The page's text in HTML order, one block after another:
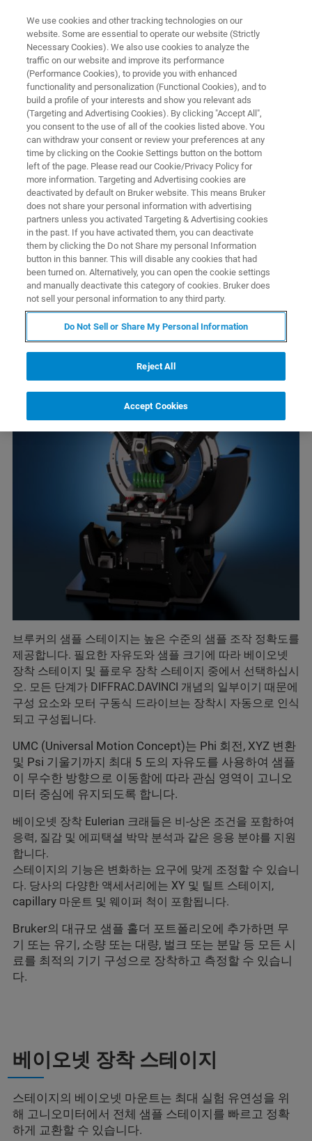
XRD 구성 요소
샘플 스테이지 및 샘플 홀더
X 선 회절 실험에서 중요한 역할을 수행하는 샘
플 스테이지는 시료를 기기 중앙에 배치하고,
회절 공간 탐사의 자유도를 높이고, 새로운 시
료 또는 추가 측정 지점을 빔에 제공합니다.
브루커의 샘플 스테이지는 높은 수준의 샘플 조작 정확도를
제공합니다. 필요한 자유도와 샘플 크기에 따라 베이오넷
장착 스테이지 및 플로우 장착 스테이지 중에서 선택하십시
오. 모든 단계가 DIFFRAC.DAVINCI 개념의 일부이기 때문에
구성 요소와 모터 구동식 드라이브는 장착시 자동으로 인식
되고 구성됩니다.
UMC (Universal Motion Concept)는 Phi 회전, XYZ 변환
및 Psi 기울기까지 최대 5 도의 자유도를 사용하여 샘플
이 무수한 방향으로 이동함에 따라 관심 영역이 고니오
미터 중심에 유지되도록 합니다.
베이오넷 장착 Eulerian 크래들은 비-상온 조건을 포함하여
응력, 질감 및 에피택셜 박막 분석과 같은 응용 분야를 지원
합니다.
스테이지의 기능은 변화하는 요구에 맞게 조정할 수 있습니
다. 당사의 다양한 액세서리에는 XY 및 틸트 스테이지,
capillary 마운트 및 웨이퍼 척이 포함됩니다.
Bruker의 대규모 샘플 홀더 포트폴리오에 추가하면 무
기 또는 유기, 소량 또는 대량, 벌크 또는 분말 등 모든 시
료를 최적의 기기 구성으로 장착하고 측정할 수 있습니
다.
베이오넷 장착 스테이지
스테이지의 베이오넷 마운트는 최대 실험 유연성을 위
해 고니오미터에서 전체 샘플 스테이지를 빠르고 정확
하게 교환할 수 있습니다.
We use cookies and other tracking technologies on our
website. Some are essential to operate our website (Strictly
Necessary Cookies). We also use cookies to analyze the
traffic on our website and improve its performance
(Performance Cookies), to provide you with enhanced
functionality and personalization (Functional Cookies), and to
build a profile of your interests and show you relevant ads
(Targeting and Advertising Cookies). By clicking "Accept All",
you consent to the use of all of the cookies listed above. You
can withdraw your consent or review your preferences at any
time by clicking on the Cookie Settings button on the bottom
left of the page. Please read our Cookie/Privacy Policy for
more information. Targeting and Advertising cookies are
deactivated by default on Bruker website. This means Bruker
does not share your personal information with advertising
partners unless you activated Targeting & Advertising cookies
in the past. If you have activated them, you can deactivate
them by clicking the Do not Share my personal Information
button in this banner. This will disable any cookies that had
been turned on. Alternatively, you can open the cookie settings
and manually deactivate this category of cookies. Bruker does
not sell your personal information to any third party.
Do Not Sell or Share My Personal Information
Reject All
Accept Cookies